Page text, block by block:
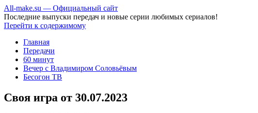
All-make.su — Официальный сайт
Последние выпуски передач и новые серии любимых сериалов!
Перейти к содержимому
Главная
Передачи
60 минут
Вечер с Владимиром Соловьёвым
Бесогон ТВ
Своя игра от 30.07.2023